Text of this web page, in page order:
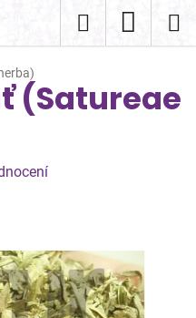
Hledat
KOŠÍK
(Satureae